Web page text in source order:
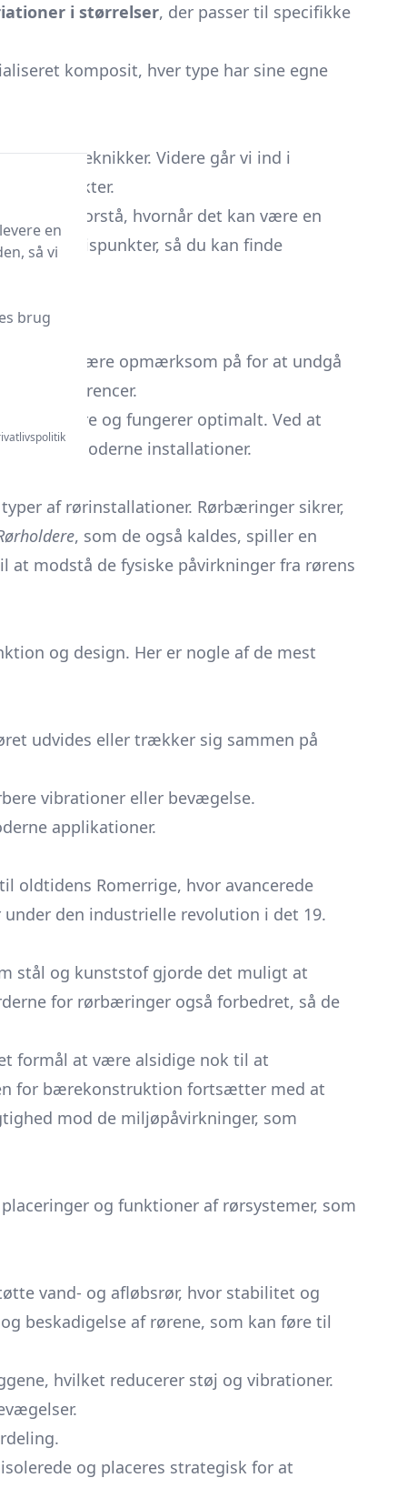
i størrelser, der passer til specifikke
komposit, hver type har sine egne
råd og teknikker. Videre går vi ind i
projekter.
med at forstå, hvornår det kan være en
prispunkter, så du kan finde
du skal være opmærksom på for at undgå
og præferencer.
længere og fungerer optimalt. Ved at
i moderne installationer.
af rørinstallationer. Rørbæringer sikrer,
, som de også kaldes, spiller en
at modstå de fysiske påvirkninger fra rørens
og design. Her er nogle af de mest
udvides eller trækker sig sammen på
vibrationer eller bevægelse.
applikationer.
oldtidens Romerrige, hvor avancerede
den industrielle revolution i det 19.
stål og kunststof gjorde det muligt at
for rørbæringer også forbedret, så de
formål at være alsidige nok til at
for bærekonstruktion fortsætter med at
mod de miljøpåvirkninger, som
og funktioner af rørsystemer, som
vand- og afløbsrør, hvor stabilitet og
beskadigelse af rørene, som kan føre til
hvilket reducerer støj og vibrationer.
og placeres strategisk for at
en
så vi
brug